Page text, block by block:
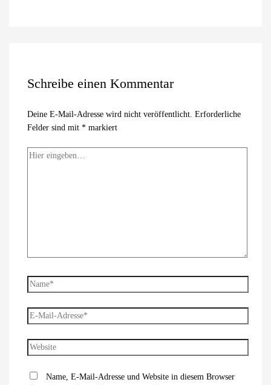
Schreibe einen Kommentar
Deine E-Mail-Adresse wird nicht veröffentlicht. Erforderliche
Felder sind mit *markiert
Hier
Name*
E-
Mail-
Adresse*
Website
Name, E-Mail-Adresse und Website in diesem Browser